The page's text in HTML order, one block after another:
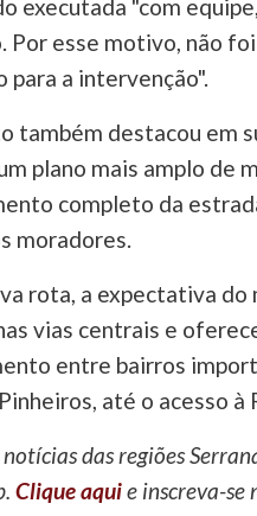
executada "com
Por esse motivo, não
para a intervenção".
também destacou em
plano mais amplo de
completo da
moradores.
rota, a expectativa
vias centrais e
entre bairros
até o acesso
notícias das regiões
Clique aquie inscreva-se